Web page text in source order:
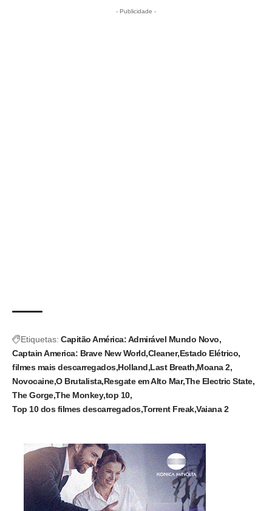
- Publicidade -
Etiquetas: Capitão América: Admirável Mundo Novo
Captain America: Brave New World Cleaner Estado Elétrico
filmes mais descarregados Holland Last Breath Moana 2
Novocaine O Brutalista Resgate em Alto Mar The Electric State
The Gorge The Monkey top 10
Top 10 dos filmes descarregados Torrent Freak Vaiana 2